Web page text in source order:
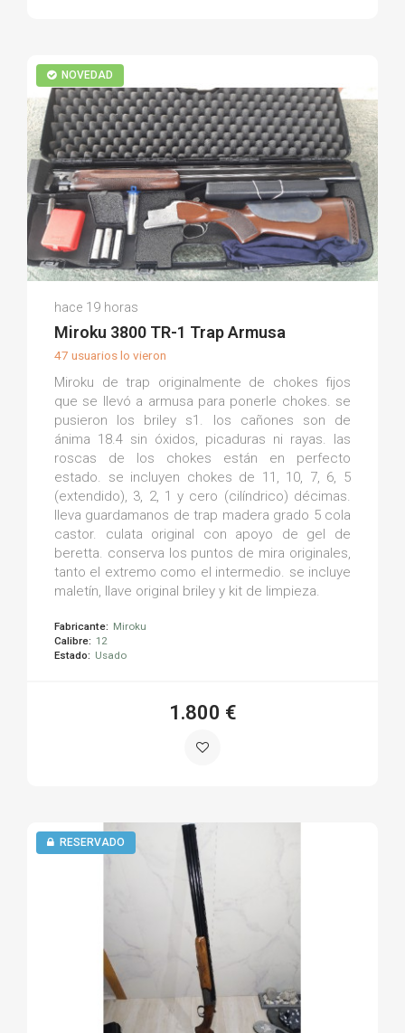
NOVEDAD
Martin P.
(0)
hace 19 horas
Miroku 3800 TR-1 Trap Armusa
47 usuarios lo vieron
Miroku de trap originalmente de chokes fijos
que se llevó a armusa para ponerle chokes. se
pusieron los briley s1. los cañones son de
ánima 18.4 sin óxidos, picaduras ni rayas. las
roscas de los chokes están en perfecto
estado. se incluyen chokes de 11, 10, 7, 6, 5
(extendido), 3, 2, 1 y cero (cilíndrico) décimas.
lleva guardamanos de trap madera grado 5 cola
castor. culata original con apoyo de gel de
beretta. conserva los puntos de mira originales,
tanto el extremo como el intermedio. se incluye
maletín, llave original briley y kit de limpieza.
Fabricante: Miroku
Calibre: 12
Estado: Usado
1.800 €
RESERVADO